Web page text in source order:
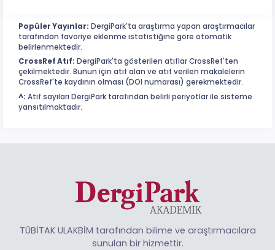
Popüler Yayınlar: DergiPark'ta araştırma yapan araştırmacılar
tarafından favoriye eklenme istatistiğine göre otomatik
belirlenmektedir.
CrossRef Atıf: DergiPark'ta gösterilen atıflar CrossRef'ten
çekilmektedir. Bunun için atıf alan ve atıf verilen makalelerin
CrossRef'te kaydının olması (DOI numarası) gerekmektedir.
^: Atıf sayıları DergiPark tarafından belirli periyotlar ile sisteme
yansıtılmaktadır.
TÜBİTAK ULAKBİM tarafından bilime ve araştırmacılara
sunulan bir hizmettir.